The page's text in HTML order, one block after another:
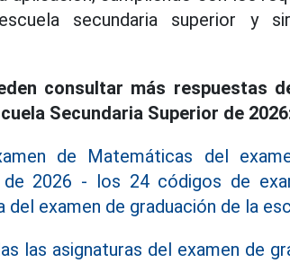
secundaria superior y
consultar más respuestas
Secundaria Superior de
de Matemáticas del
de 2026 - los 24 códigos de
del examen de graduación de la
las asignaturas del examen de